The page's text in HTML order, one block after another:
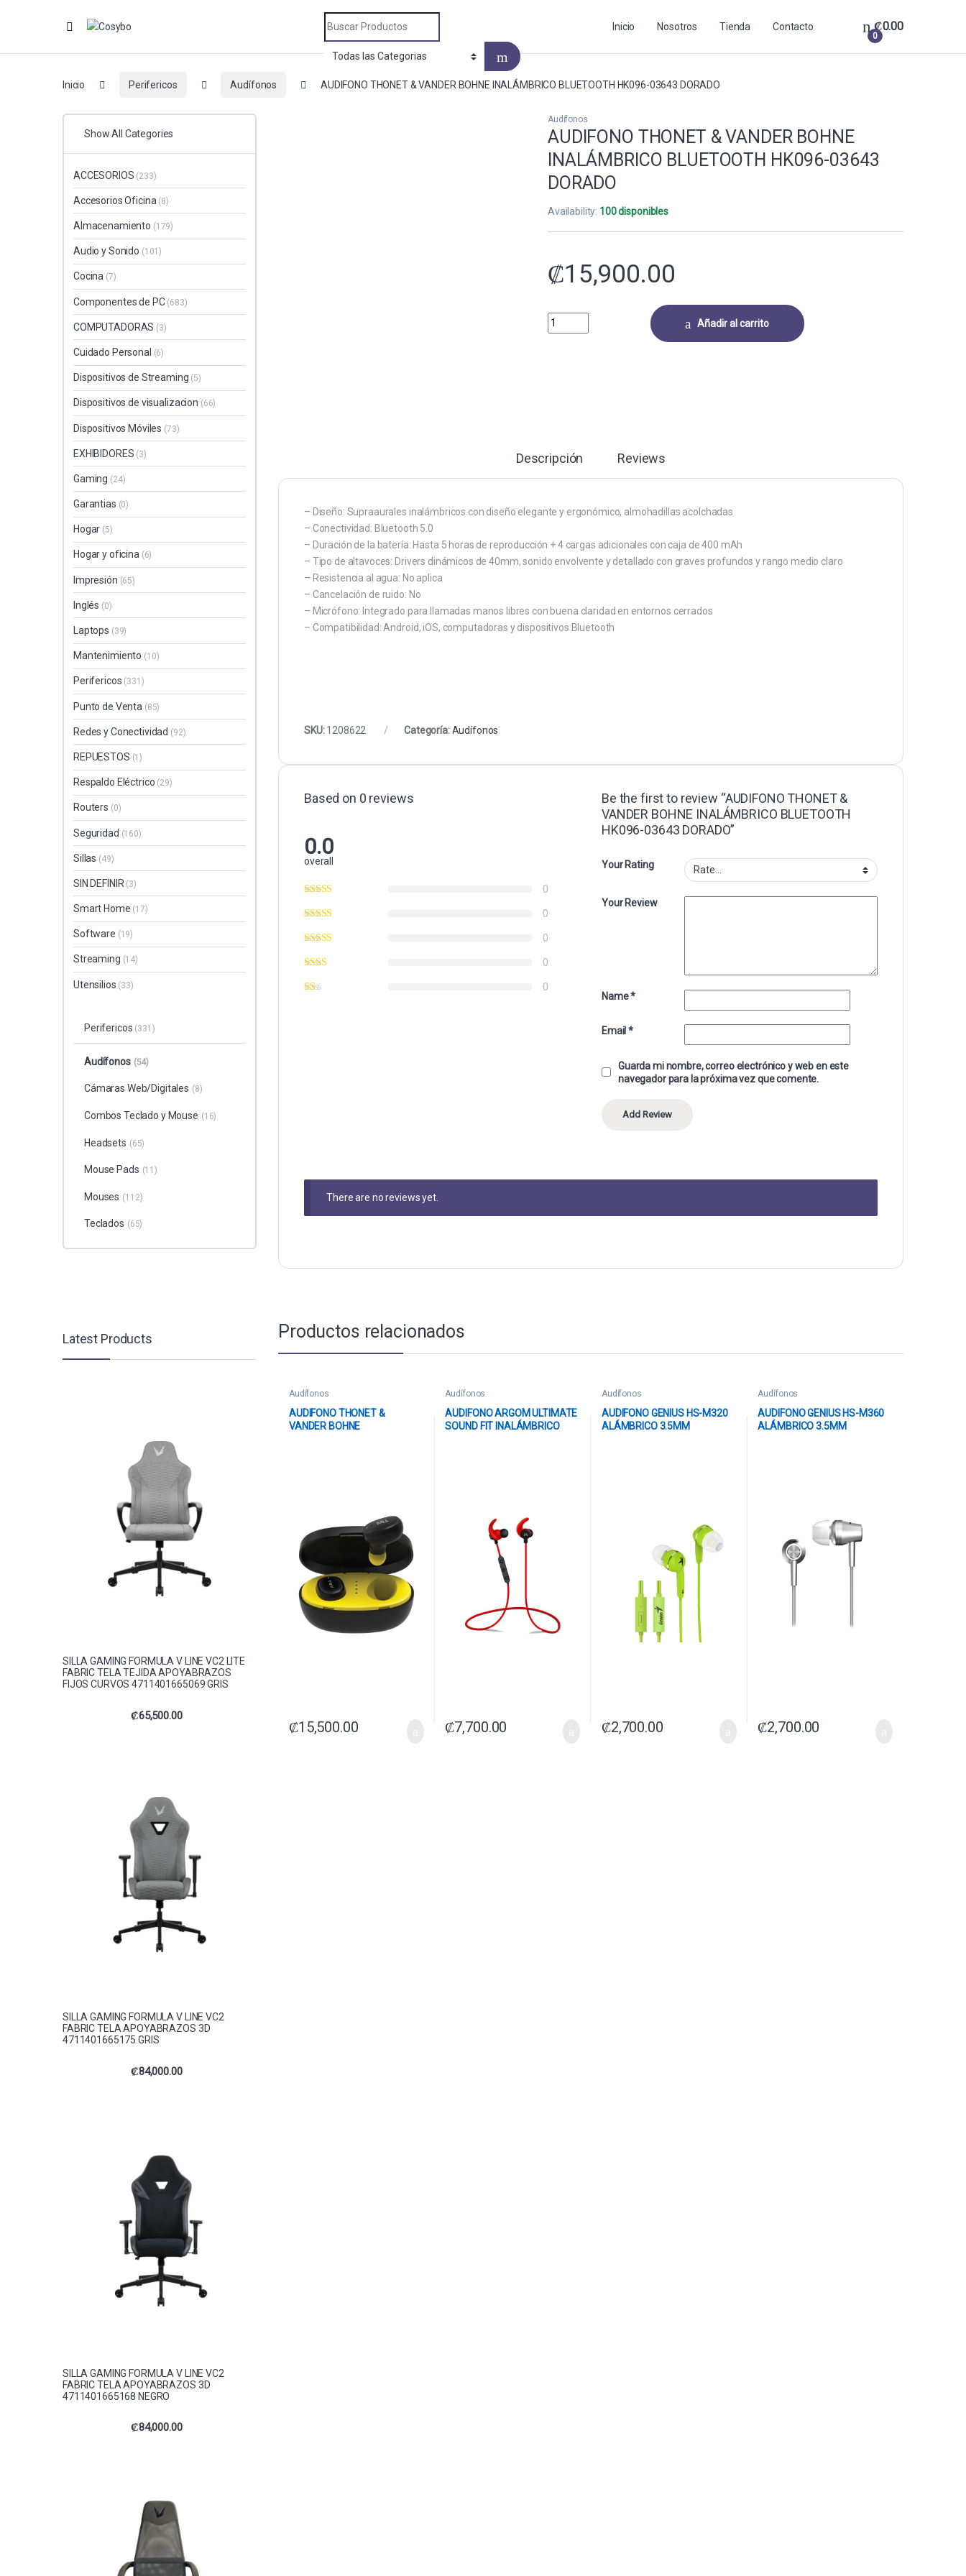
Search for:
Inicio Nosotros Tienda Contacto
0
₡0.00
Inicio Perifericos Audífonos AUDIFONO THONET & VANDER BOHNE INALÁMBRICO BLUETOOTH HK096-03643 DORADO
Audífonos
AUDIFONO THONET & VANDER BOHNE
INALÁMBRICO BLUETOOTH HK096-03643
DORADO
Availability: 100 disponibles
₡15,900.00
AUDIFONO THONET & VANDER BOHNE INALÁMBRICO BLUETOOTH HK096-03643 DORADO
Añadir al carrito
Descripción Reviews
– Diseño: Supraaurales inalámbricos con diseño elegante y ergonómico, almohadillas acolchadas
– Conectividad: Bluetooth 5.0
– Duración de la batería: Hasta 5 horas de reproducción + 4 cargas adicionales con caja de 400 mAh
– Tipo de altavoces: Drivers dinámicos de 40mm, sonido envolvente y detallado con graves profundos y rango medio claro
– Resistencia al agua: No aplica
– Cancelación de ruido: No
– Micrófono: Integrado para llamadas manos libres con buena claridad en entornos cerrados
– Compatibilidad: Android, iOS, computadoras y dispositivos Bluetooth
SKU:1208622 Categoría:Audífonos
Based on 0 reviews
0.0
overall
0
0
0
0
0
Be the first to review “AUDIFONO THONET &
VANDER BOHNE INALÁMBRICO BLUETOOTH
HK096-03643 DORADO”
Your Rating
Your Review
Name*
Email*
Guarda mi nombre, correo electrónico y web en este
navegador para la próxima vez que comente.
There are no reviews yet.
Productos relacionados
Audífonos
AUDIFONO THONET &
VANDER BOHNE
₡15,500.00
Audífonos
AUDIFONO ARGOM ULTIMATE
SOUND FIT INALÁMBRICO
₡7,700.00
Audífonos
AUDIFONO GENIUS HS-M320
ALÁMBRICO 3.5MM
₡2,700.00
Audífonos
AUDIFONO GENIUS HS-M360
ALÁMBRICO 3.5MM
₡2,700.00
Show All Categories
ACCESORIOS (233)
Accesorios Oficina (8)
Almacenamiento (179)
Audio y Sonido (101)
Cocina (7)
Componentes de PC (683)
COMPUTADORAS (3)
Cuidado Personal (6)
Dispositivos de Streaming (5)
Dispositivos de visualizacion (66)
Dispositivos Móviles (73)
EXHIBIDORES (3)
Gaming (24)
Garantias (0)
Hogar (5)
Hogar y oficina (6)
Impresión (65)
Inglés (0)
Laptops (39)
Mantenimiento (10)
Perifericos (331)
Punto de Venta (85)
Redes y Conectividad (92)
REPUESTOS (1)
Respaldo Eléctrico (29)
Routers (0)
Seguridad (160)
Sillas (49)
SIN DEFINIR (3)
Smart Home (17)
Software (19)
Streaming (14)
Utensilios (33)
Perifericos (331)
Audífonos (54)
Cámaras Web/Digitales (8)
Combos Teclado y Mouse (16)
Headsets (65)
Mouse Pads (11)
Mouses (112)
Teclados (65)
Latest Products
SILLA GAMING FORMULA V LINE VC2 LITE
FABRIC TELA TEJIDA APOYABRAZOS
FIJOS CURVOS 4711401665069 GRIS
₡65,500.00
SILLA GAMING FORMULA V LINE VC2
FABRIC TELA APOYABRAZOS 3D
4711401665175 GRIS
₡84,000.00
SILLA GAMING FORMULA V LINE VC2
FABRIC TELA APOYABRAZOS 3D
4711401665168 NEGRO
₡84,000.00